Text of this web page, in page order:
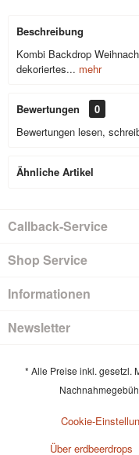
Beschreibung
Kombi Backdrop
dekoriertes... mehr
Bewertungen
0
Bewertungen lesen,
Ähnliche Artikel
Callback-Service
Shop Service
Informationen
Newsletter
* Alle Preise inkl. gesetzl.
Cookie-
Über erdbeerdrops